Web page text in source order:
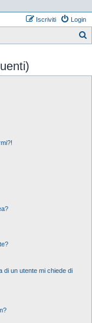
Login
Iscriviti
c
di un utente mi chiede di